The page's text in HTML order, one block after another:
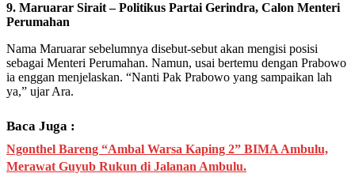
9. Maruarar Sirait – Politikus Partai Gerindra, Calon Menteri
Perumahan
Nama Maruarar sebelumnya disebut-sebut akan mengisi posisi
sebagai Menteri Perumahan. Namun, usai bertemu dengan Prabowo
ia enggan menjelaskan. “Nanti Pak Prabowo yang sampaikan lah
ya,” ujar Ara.
Baca Juga :
Ngonthel Bareng “Ambal Warsa Kaping 2” BIMA Ambulu,
Merawat Guyub Rukun di Jalanan Ambulu.